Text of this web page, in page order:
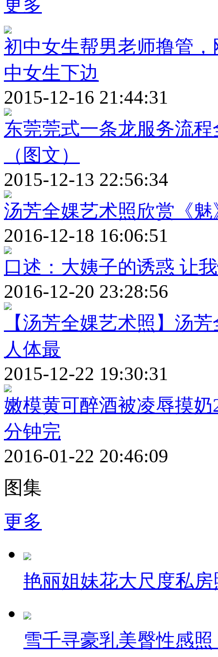
更多
初中女生帮男老师撸管
中女生下边
2015-12-16 21:44:31
东莞莞式一条龙服务流
（图文）
2015-12-13 22:56:34
汤芳全婐艺术照欣赏《魅
2016-12-18 16:06:51
口述：大姨子的诱惑 让
2016-12-20 23:28:56
【汤芳全婐艺术照】汤
人体最
2015-12-22 19:30:31
嫩模黄可醉酒被凌辱摸
分钟完
2016-01-22 20:46:09
图集
更多
艳丽姐妹花大尺度私
雪千寻豪乳美臀性感